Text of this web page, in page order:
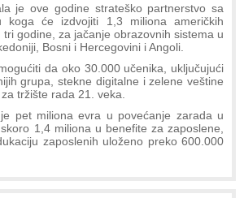
je ove godine strateško partnerstvo sa
koga će izdvojiti 1,3 miliona američkih
godine, za jačanje obrazovnih sistema u
Bosni i Hercegovini i Angoli.
da oko 30.000 učenika, uključujući
grupa, stekne digitalne i zelene veštine
tržište rada 21. veka.
pet miliona evra u povećanje zarada u
1,4 miliona u benefite za zaposlene,
zaposlenih uloženo preko 600.000